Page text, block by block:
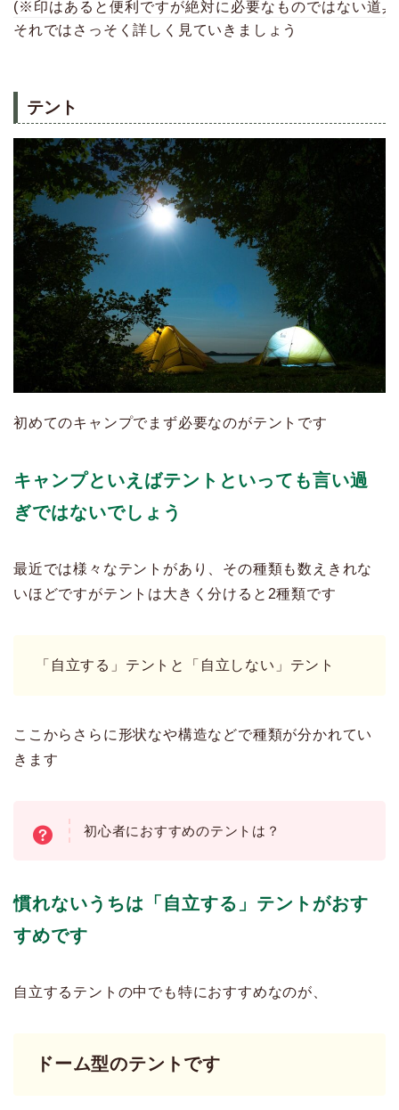
(※印はあると便利ですが絶対に必要なものではない道
それではさっそく詳しく見ていきましょう
テント
初めてのキャンプでまず必要なのがテントです
キャンプといえばテントといっても言い過
ぎではないでしょう
最近では様々なテントがあり、その種類も数えきれな
いほどですがテントは大きく分けると2種類です
「自立する」テントと「自立しない」テント
ここからさらに形状なや構造などで種類が分かれてい
きます
初心者におすすめのテントは？
慣れないうちは「自立する」テントがおす
すめです
自立するテントの中でも特におすすめなのが、
ドーム型のテントです